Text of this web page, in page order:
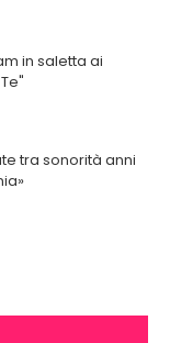
in saletta ai
tra sonorità anni